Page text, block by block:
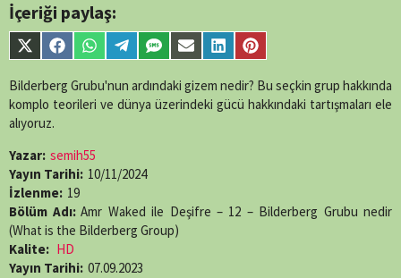
İçeriği paylaş:
Share
on
X
(Twitter)
Share
on
Facebook
Share
on
WhatsApp
Share
on
Telegram
Share
on
SMS
Share
on
Email
Share
on
LinkedIn
Share
on
Pinterest
Bilderberg Grubu'nun ardındaki gizem nedir? Bu seçkin grup hakkında
komplo teorileri ve dünya üzerindeki gücü hakkındaki tartışmaları ele
alıyoruz.
Yazar: semih55
Yayın Tarihi: 10/11/2024
İzlenme: 19
Bölüm Adı: Amr Waked ile Deşifre – 12 – Bilderberg Grubu nedir
(What is the Bilderberg Group)
Kalite: HD
Yayın Tarihi: 07.09.2023